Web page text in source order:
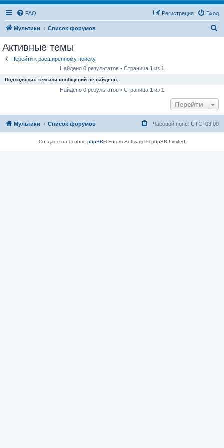
FAQ Вход
Регистрация
Мультики Список форумов
Активные темы
Перейти к расширенному поиску
Найдено 0 результатов • Страница 1 из 1
Подходящих тем или сообщений не найдено.
Найдено 0 результатов • Страница 1 из 1
Перейти
Мультики Список форумов Часовой пояс: UTC+03:00
Создано на основе phpBB® Forum Software © phpBB Limited